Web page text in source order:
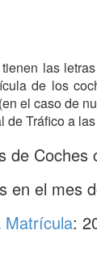
las
de los
el caso de
de Tráfico a
de Coches
en el mes
Matrícula: